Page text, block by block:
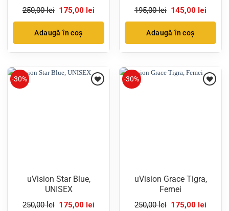
250,00lei Prețul
inițial
fost:
250,00 lei.
175,00 leiPrețul
este:
Adaugă în coș
195,00lei Prețul
inițial
fost:
195,00 lei.
145,00 leiPrețul
este:
Adaugă în coș
-30%
uVision Star Blue,
UNISEX
250,00lei Prețul
175,00 leiPrețul
-30%
uVision Grace Tigra,
Femei
250,00lei Prețul
175,00 leiPrețul